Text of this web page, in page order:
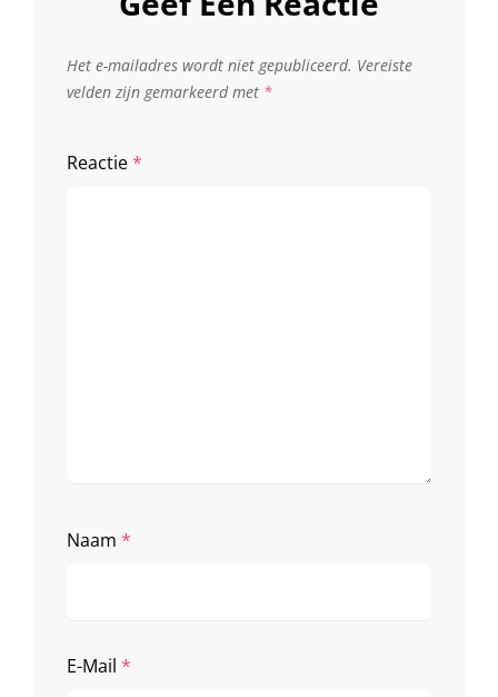
Het e-mailadres wordt niet gepubliceerd. Vereiste
velden zijn gemarkeerd met *
Reactie*
Naam *
E-Mail *